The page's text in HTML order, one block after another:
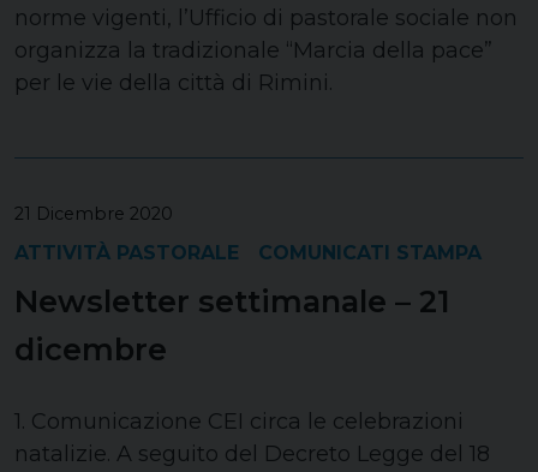
norme vigenti, l’Ufficio di pastorale sociale non
organizza la tradizionale “Marcia della pace”
per le vie della città di Rimini.
21 Dicembre 2020
ATTIVITÀ PASTORALE COMUNICATI STAMPA
Newsletter settimanale – 21
dicembre
1. Comunicazione CEI circa le celebrazioni
natalizie. A seguito del Decreto Legge del 18